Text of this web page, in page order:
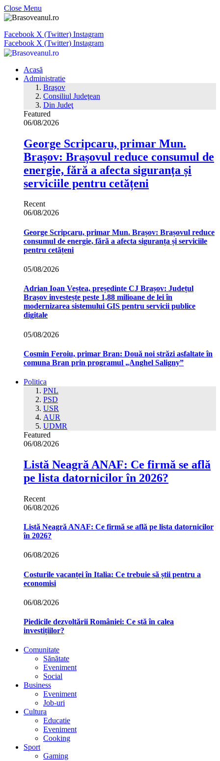
Close Menu
Facebook X (Twitter) Instagram
Facebook X (Twitter) Instagram
Acasă
Administratie
Braşov
Consiliul Judeţean
Din Judeţ
Featured
06/08/2026
George Scripcaru, primar Mun.
Brașov: Brașovul reduce consumul de
energie, fără a afecta siguranța și
serviciile pentru cetățeni
Recent
06/08/2026
George Scripcaru, primar Mun. Brașov: Brașovul reduce
consumul de energie, fără a afecta siguranța și serviciile
pentru cetățeni
05/08/2026
Adrian Ioan Veștea, președinte CJ Brașov: Județul
Brașov investește peste 1,88 milioane de lei în
modernizarea sistemului GIS pentru servicii publice
digitale
05/08/2026
Cosmin Feroiu, primar Bran: Două noi străzi asfaltate în
comuna Bran prin programul „Anghel Saligny”
Politica
PNL
PSD
USR
AUR
UDMR
Featured
06/08/2026
Listă Neagră ANAF: Ce firmă se află
pe lista datornicilor în 2026?
Recent
06/08/2026
Listă Neagră ANAF: Ce firmă se află pe lista datornicilor
în 2026?
06/08/2026
Costurile vacanței în Italia: Ce trebuie să știi pentru a
economisi
06/08/2026
Piedicile dezvoltării României: Ce stă în calea
investițiilor?
Comunitate
Sănătate
Eveniment
Social
Business
Eveniment
Job-uri
Cultura
Educatie
Eveniment
Cooking
Sport
Gaming